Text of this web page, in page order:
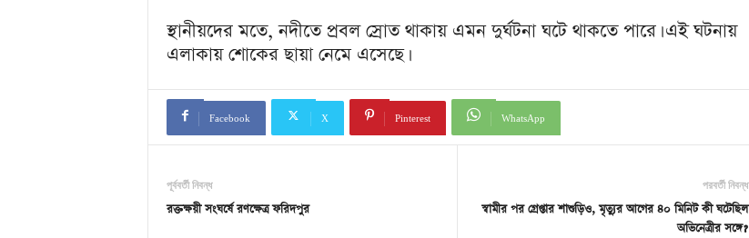
স্থানীয়দের মতে, নদীতে প্রবল স্রোত থাকায় এমন দুর্ঘটনা ঘটে থাকতে পারে। এই ঘটনায়
এলাকায় শোকের ছায়া নেমে এসেছে।
Facebook X Pinterest WhatsApp
পূর্ববর্তী নিবন্ধ
রক্তক্ষয়ী সংঘর্ষে রণক্ষেত্র ফরিদপুর
পরবর্তী নিবন্ধ
স্বামীর পর গ্রেপ্তার শাশুড়িও, মৃত্যুর আগের ৪০ মিনিট কী ঘটেছিল
অভিনেত্রীর সঙ্গে?